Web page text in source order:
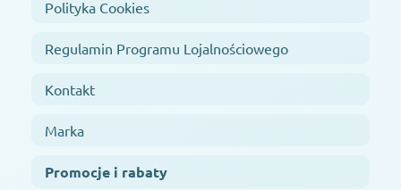
Polityka Cookies
Regulamin Programu Lojalnościowego
Kontakt
Marka
Promocje i rabaty